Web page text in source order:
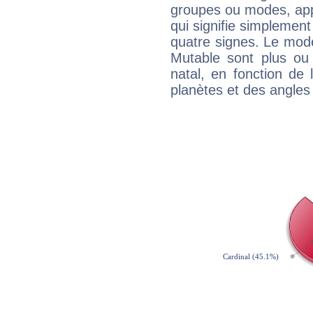
groupes ou modes,
qui signifie
quatre signes. Le
Mutable sont plus
natal, en fonction de
planètes et des